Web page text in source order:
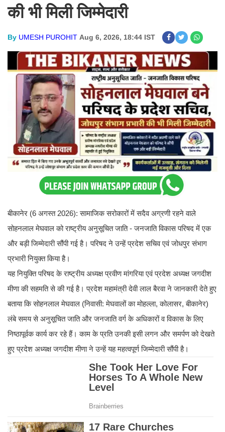
की भी मिली जिम्मेदारी
By UMESH PUROHIT Aug 6, 2026, 18:44 IST
बीकानेर (6 अगस्त 2026): सामाजिक सरोकारों में सदैव अग्रणी रहने वाले
सोहनलाल मेघवाल को राष्ट्रीय अनुसूचित जाति - जनजाति विकास परिषद में एक
और बड़ी जिम्मेदारी सौंपी गई है। परिषद ने उन्हें प्रदेश सचिव एवं जोधपुर संभाग
प्रभारी नियुक्त किया है।
यह नियुक्ति परिषद के राष्ट्रीय अध्यक्ष प्रवीण मांगरिया एवं प्रदेश अध्यक्ष जगदीश
मीणा की सहमति से की गई है। प्रदेश महामंत्री देवी लाल बैरवा ने जानकारी देते हुए
बताया कि सोहनलाल मेघवाल (निवासी: मेघवालों का मोहल्ला, कोलासर, बीकानेर)
लंबे समय से अनुसूचित जाति और जनजाति वर्ग के अधिकारों व विकास के लिए
निष्ठापूर्वक कार्य कर रहे हैं। काम के प्रति उनकी इसी लगन और समर्पण को देखते
हुए प्रदेश अध्यक्ष जगदीश मीणा ने उन्हें यह महत्वपूर्ण जिम्मेदारी सौंपी है।